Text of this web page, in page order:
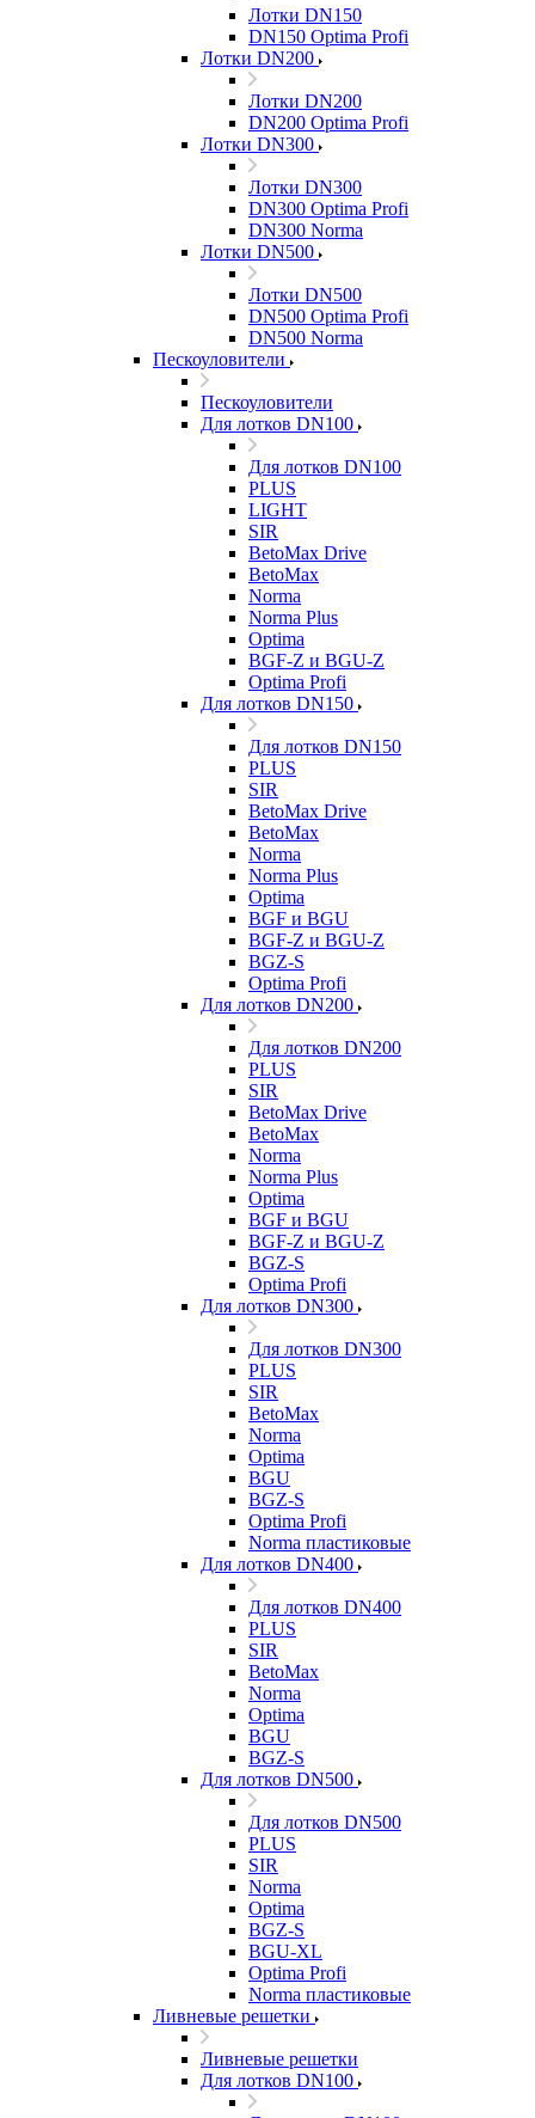
Лотки DN150
DN150 Optima Profi
Лотки DN200
Лотки DN200
DN200 Optima Profi
Лотки DN300
Лотки DN300
DN300 Optima Profi
DN300 Norma
Лотки DN500
Лотки DN500
DN500 Optima Profi
DN500 Norma
Пескоуловители
Пескоуловители
Для лотков DN100
Для лотков DN100
PLUS
LIGHT
SIR
BetoMax Drive
BetoMax
Norma
Norma Plus
Optima
BGF-Z и BGU-Z
Optima Profi
Для лотков DN150
Для лотков DN150
PLUS
SIR
BetoMax Drive
BetoMax
Norma
Norma Plus
Optima
BGF и BGU
BGF-Z и BGU-Z
BGZ-S
Optima Profi
Для лотков DN200
Для лотков DN200
PLUS
SIR
BetoMax Drive
BetoMax
Norma
Norma Plus
Optima
BGF и BGU
BGF-Z и BGU-Z
BGZ-S
Optima Profi
Для лотков DN300
Для лотков DN300
PLUS
SIR
BetoMax
Norma
Optima
BGU
BGZ-S
Optima Profi
Norma пластиковые
Для лотков DN400
Для лотков DN400
PLUS
SIR
BetoMax
Norma
Optima
BGU
BGZ-S
Для лотков DN500
Для лотков DN500
PLUS
SIR
Norma
Optima
BGZ-S
BGU-XL
Optima Profi
Norma пластиковые
Ливневые решетки
Ливневые решетки
Для лотков DN100